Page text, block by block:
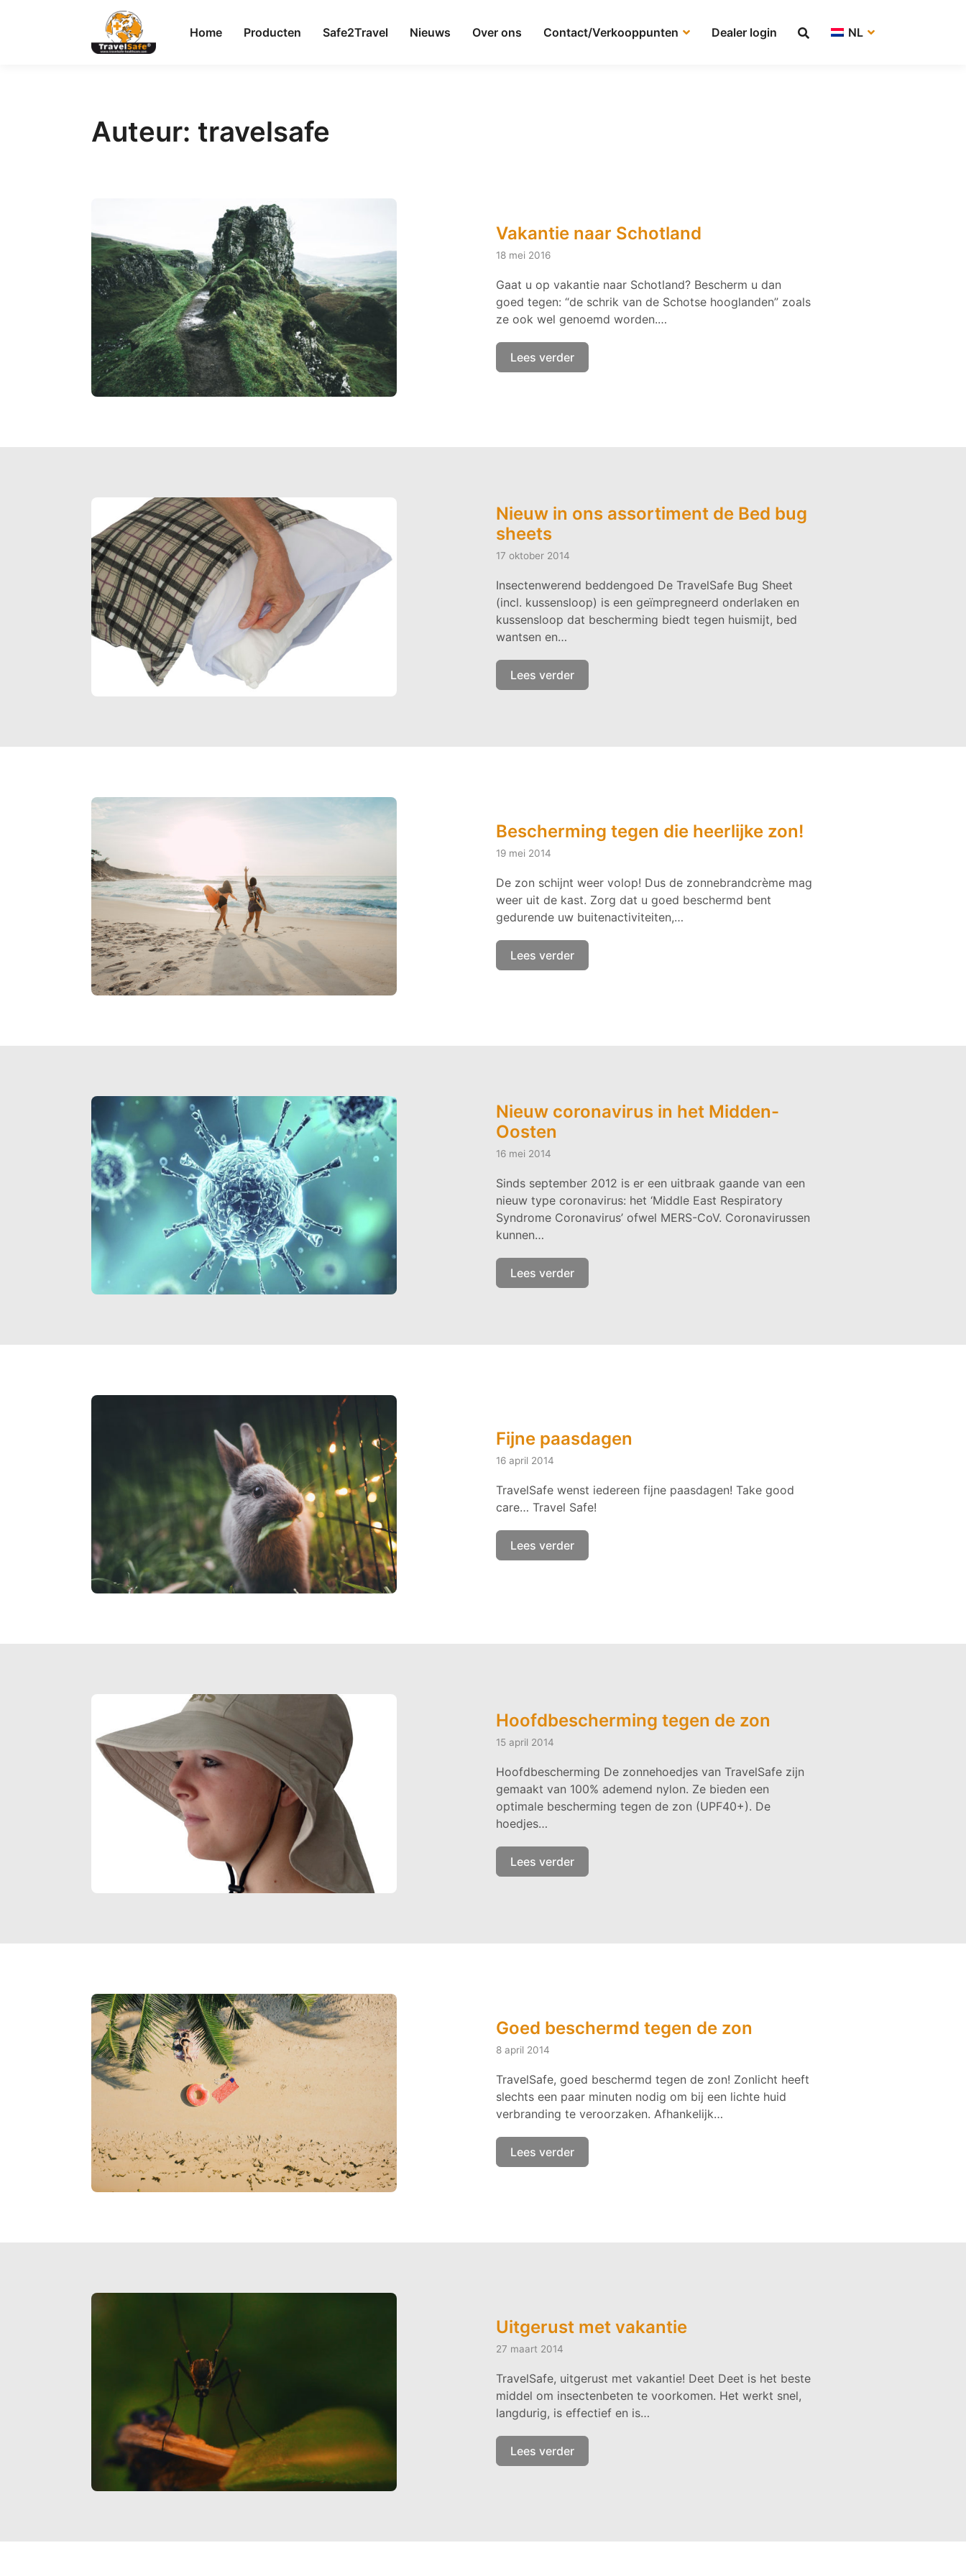
Home Producten Safe2Travel Nieuws Over ons Contact/Verkooppunten Dealer login NL
Auteur: travelsafe
Vakantie naar Schotland
18 mei 2016
Gaat u op vakantie naar Schotland? Bescherm u dan
goed tegen: “de schrik van de Schotse hooglanden” zoals
ze ook wel genoemd worden.…
Lees verder
Nieuw in ons assortiment de Bed bug
sheets
17 oktober 2014
Insectenwerend beddengoed De TravelSafe Bug Sheet
(incl. kussensloop) is een geïmpregneerd onderlaken en
kussensloop dat bescherming biedt tegen huismijt, bed
wantsen en…
Lees verder
Bescherming tegen die heerlijke zon!
19 mei 2014
De zon schijnt weer volop! Dus de zonnebrandcrème mag
weer uit de kast. Zorg dat u goed beschermd bent
gedurende uw buitenactiviteiten,…
Lees verder
Nieuw coronavirus in het Midden-
Oosten
16 mei 2014
Sinds september 2012 is er een uitbraak gaande van een
nieuw type coronavirus: het ‘Middle East Respiratory
Syndrome Coronavirus’ ofwel MERS-CoV. Coronavirussen
kunnen…
Lees verder
Fijne paasdagen
16 april 2014
TravelSafe wenst iedereen fijne paasdagen! Take good
care… Travel Safe!
Lees verder
Hoofdbescherming tegen de zon
15 april 2014
Hoofdbescherming De zonnehoedjes van TravelSafe zijn
gemaakt van 100% ademend nylon. Ze bieden een
optimale bescherming tegen de zon (UPF40+). De
hoedjes…
Lees verder
Goed beschermd tegen de zon
8 april 2014
TravelSafe, goed beschermd tegen de zon! Zonlicht heeft
slechts een paar minuten nodig om bij een lichte huid
verbranding te veroorzaken. Afhankelijk…
Lees verder
Uitgerust met vakantie
27 maart 2014
TravelSafe, uitgerust met vakantie! Deet Deet is het beste
middel om insectenbeten te voorkomen. Het werkt snel,
langdurig, is effectief en is…
Lees verder